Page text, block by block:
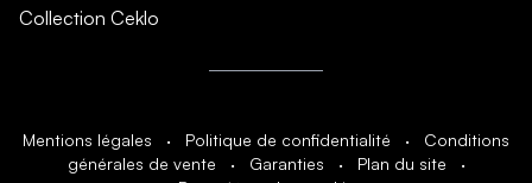
Collection Ceklo
Mentions légales · Politique de confidentialité ·
Conditions
générales de vente
· Garanties · Plan du site
·